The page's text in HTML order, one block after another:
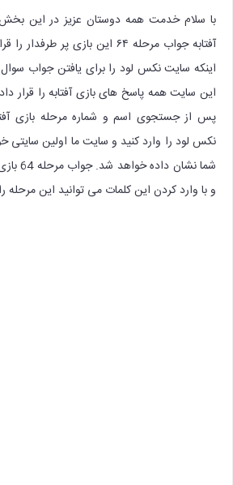
با سلام خدمت همه دوستان عزیز در این
آفتابه جواب مرحله ۶۴ این بازی پر
اینکه سایت نکس لود را برای یافتن جواب
این سایت همه پاسخ های بازی آفتابه را قرار
پس از جستجوی اسم و شماره مرحله بازی
نکس لود را وارد کنید و سایت ما اولین سایتی
شما نشان داده خواهد شد. جواب مرحله 64 بازی آفتابه
و با وارد کردن این کلمات می توانید این مرحله